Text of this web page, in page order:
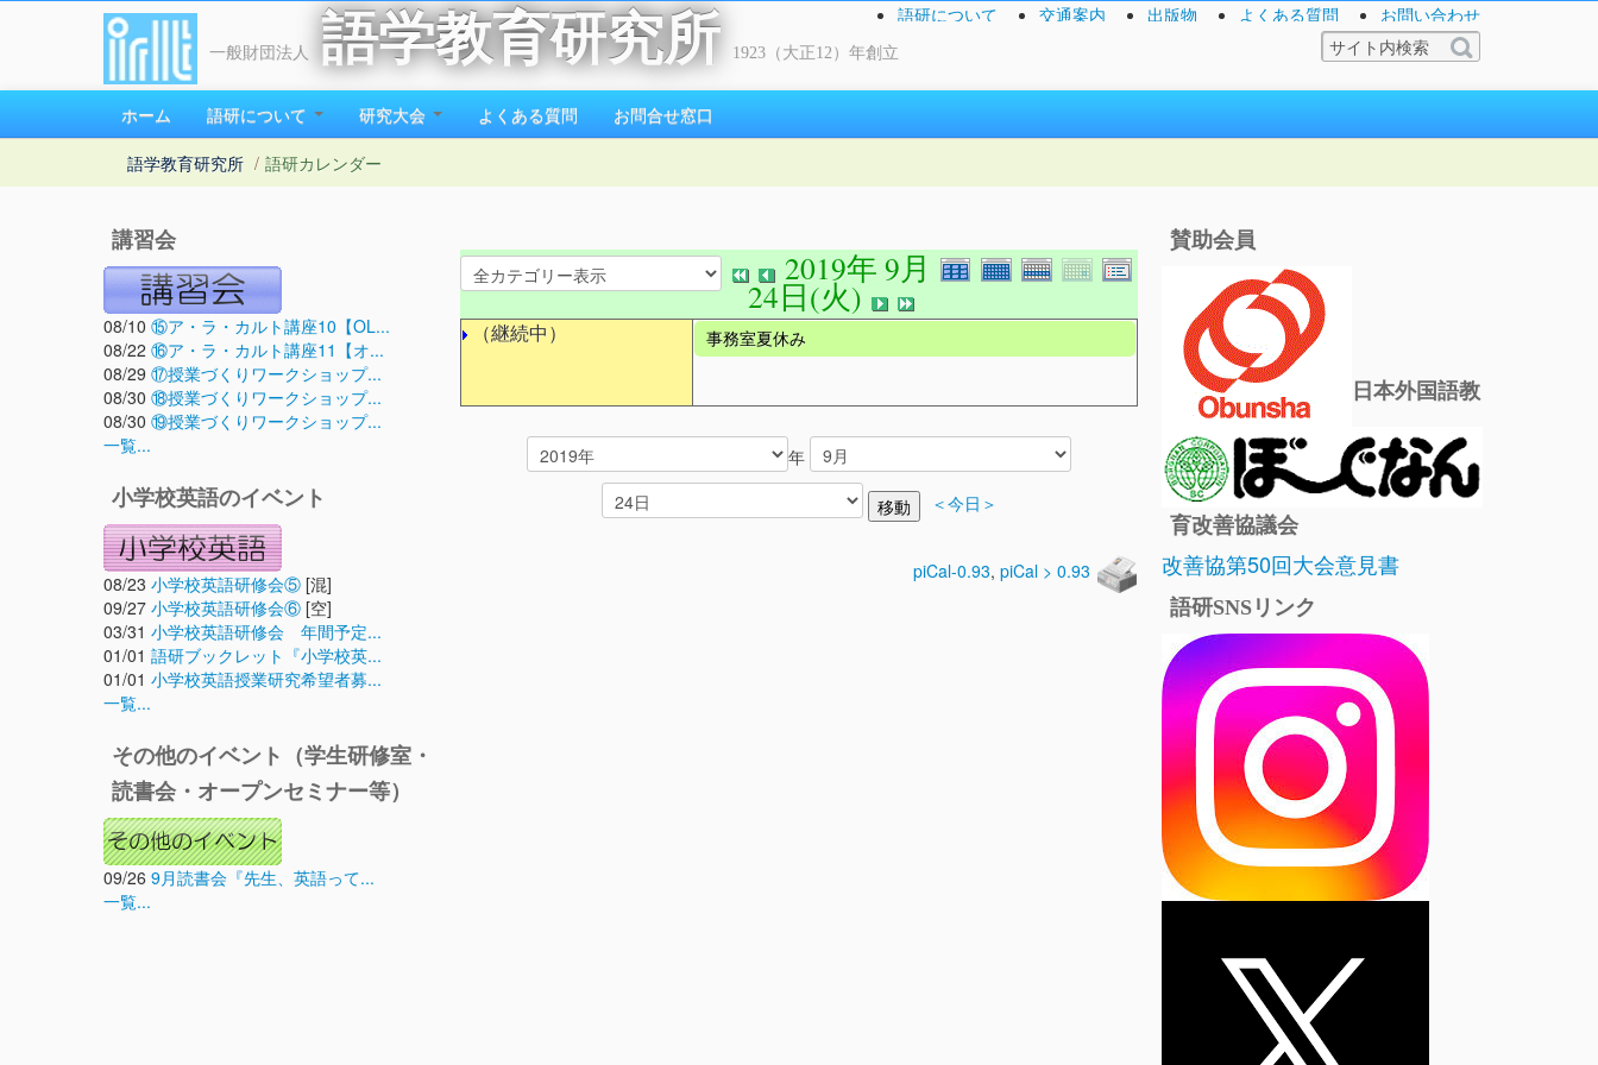
一般財団法人 語学教育研究所 1923（大正12）年創立
語研について 交通案内 出版物 よくある質問 お問い合わせ
ホーム 語研について 研究大会 よくある質問 お問合せ窓口
語学教育研究所 / 語研カレンダー
講習会
08/10 ⑮ア・ラ・カルト講座10【OL...
08/22 ⑯ア・ラ・カルト講座11【オ...
08/29 ⑰授業づくりワークショップ...
08/30 ⑱授業づくりワークショップ...
08/30 ⑲授業づくりワークショップ...
一覧...
小学校英語のイベント
08/23 小学校英語研修会⑤ [混]
09/27 小学校英語研修会⑥ [空]
03/31 小学校英語研修会 年間予定...
01/01 語研ブックレット『小学校英...
01/01 小学校英語授業研究希望者募...
一覧...
その他のイベント（学生研修室・
読書会・オープンセミナー等）
09/26 9月読書会『先生、英語って...
一覧...
2019年 9月
24日(火)
（継続中） 事務室夏休み
年
＜今日＞
piCal-0.93, piCal > 0.93
賛助会員
日本外国語教
育改善協議会
改善協第50回大会意見書
語研SNSリンク